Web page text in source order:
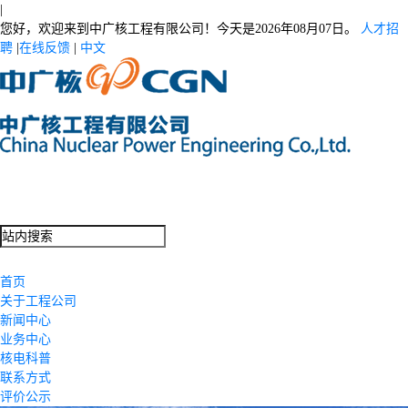
您好，欢迎来到中广核工程有限公司！今天是2026年08月07日。
人才招
聘 在线反馈 中文
首页
关于工程公司
新闻中心
业务中心
核电科普
联系方式
评价公示